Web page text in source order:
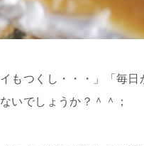
もつくし・・・」「毎日
いでしょうか？＾＾；